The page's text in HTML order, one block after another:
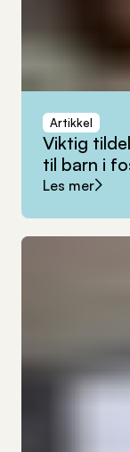
Artikkel
Viktig
til barn i
Les mer